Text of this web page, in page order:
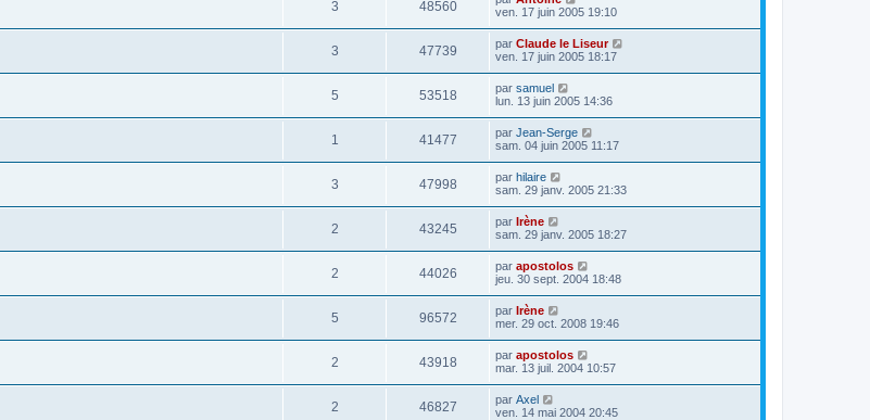
3 48560
ven. 17 juin 2005 19:10
3 47739 par Claude le Liseur
ven. 17 juin 2005 18:17
5 53518 par samuel
lun. 13 juin 2005 14:36
1 41477 par Jean-Serge
sam. 04 juin 2005 11:17
3 47998 par hilaire
sam. 29 janv. 2005 21:33
2 43245 par Irène
sam. 29 janv. 2005 18:27
2 44026 par apostolos
jeu. 30 sept. 2004 18:48
5 96572 par Irène
mer. 29 oct. 2008 19:46
2 43918 par apostolos
mar. 13 juil. 2004 10:57
2 46827 par Axel
ven. 14 mai 2004 20:45